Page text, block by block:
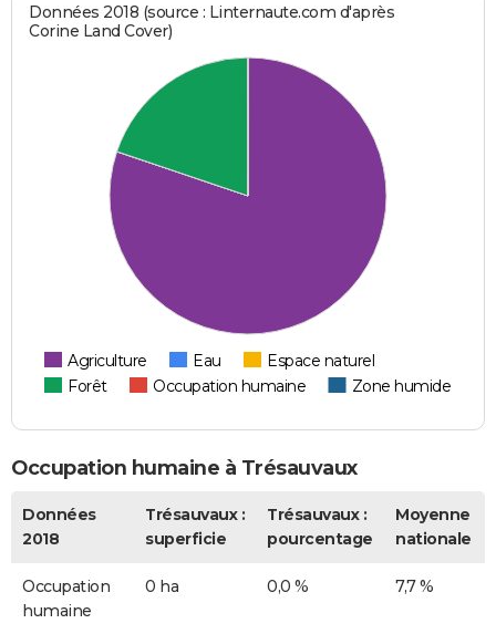
Données 2018 (source : Linternaute.com d'après
Corine Land Cover)
Agriculture Eau
Espace naturel
Forêt
Occupation humaine Zone humide
Occupation humaine à Trésauvaux
Données
2018
Trésauvaux :
superficie
Trésauvaux :
pourcentage
Moyenne
nationale
Occupation
humaine
0 ha 0,0 % 7,7 %